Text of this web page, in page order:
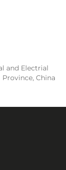
and Electrial
China